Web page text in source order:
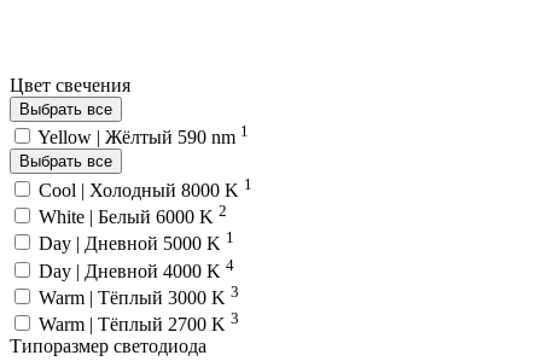
Цвет свечения
Выбрать все
Yellow | Жёлтый 590 nm 1
Выбрать все
Cool | Холодный 8000 K 1
White | Белый 6000 K 2
Day | Дневной 5000 K 1
Day | Дневной 4000 K 4
Warm | Тёплый 3000 K 3
Warm | Тёплый 2700 K 3
Типоразмер светодиода